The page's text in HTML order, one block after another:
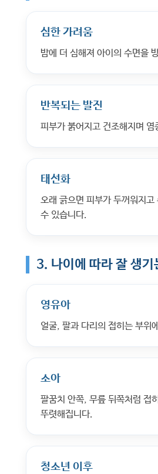
심한 가려움
밤에 더 심해져 아이의 수면을
반복되는 발진
피부가 붉어지고 건조해지며 염
태선화
오래 긁으면 피부가 두꺼워지고
수 있습니다.
3. 나이에 따라 잘 생기
영유아
얼굴, 팔과 다리의 접히는 부위
소아
팔꿈치 안쪽, 무릎 뒤쪽처럼 접
뚜렷해집니다.
청소년 이후